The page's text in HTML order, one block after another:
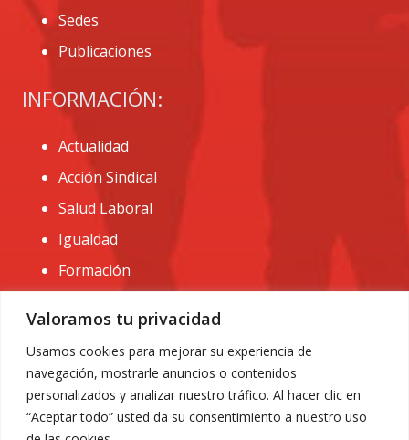
Valoramos tu privacidad
Usamos cookies para mejorar su experiencia de
navegación, mostrarle anuncios o contenidos
personalizados y analizar nuestro tráfico. Al hacer clic en
“Aceptar todo” usted da su consentimiento a nuestro uso
Sedes
Publicaciones
INFORMACIÓN:
Actualidad
Acción Sindical
Salud Laboral
Igualdad
Formación
CONTACTO:
administracion@usomurcia.org
968 25 01 20
C/ Huerto de las bombas nº6. 30009 Murcia